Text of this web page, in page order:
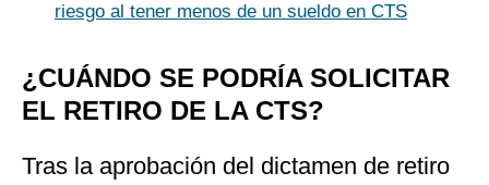
riesgo al tener menos de un sueldo en CTS
¿CUÁNDO SE PODRÍA SOLICITAR
EL RETIRO DE LA CTS?
Tras la aprobación del dictamen de retiro